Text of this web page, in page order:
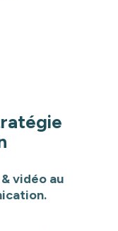
vidéo au